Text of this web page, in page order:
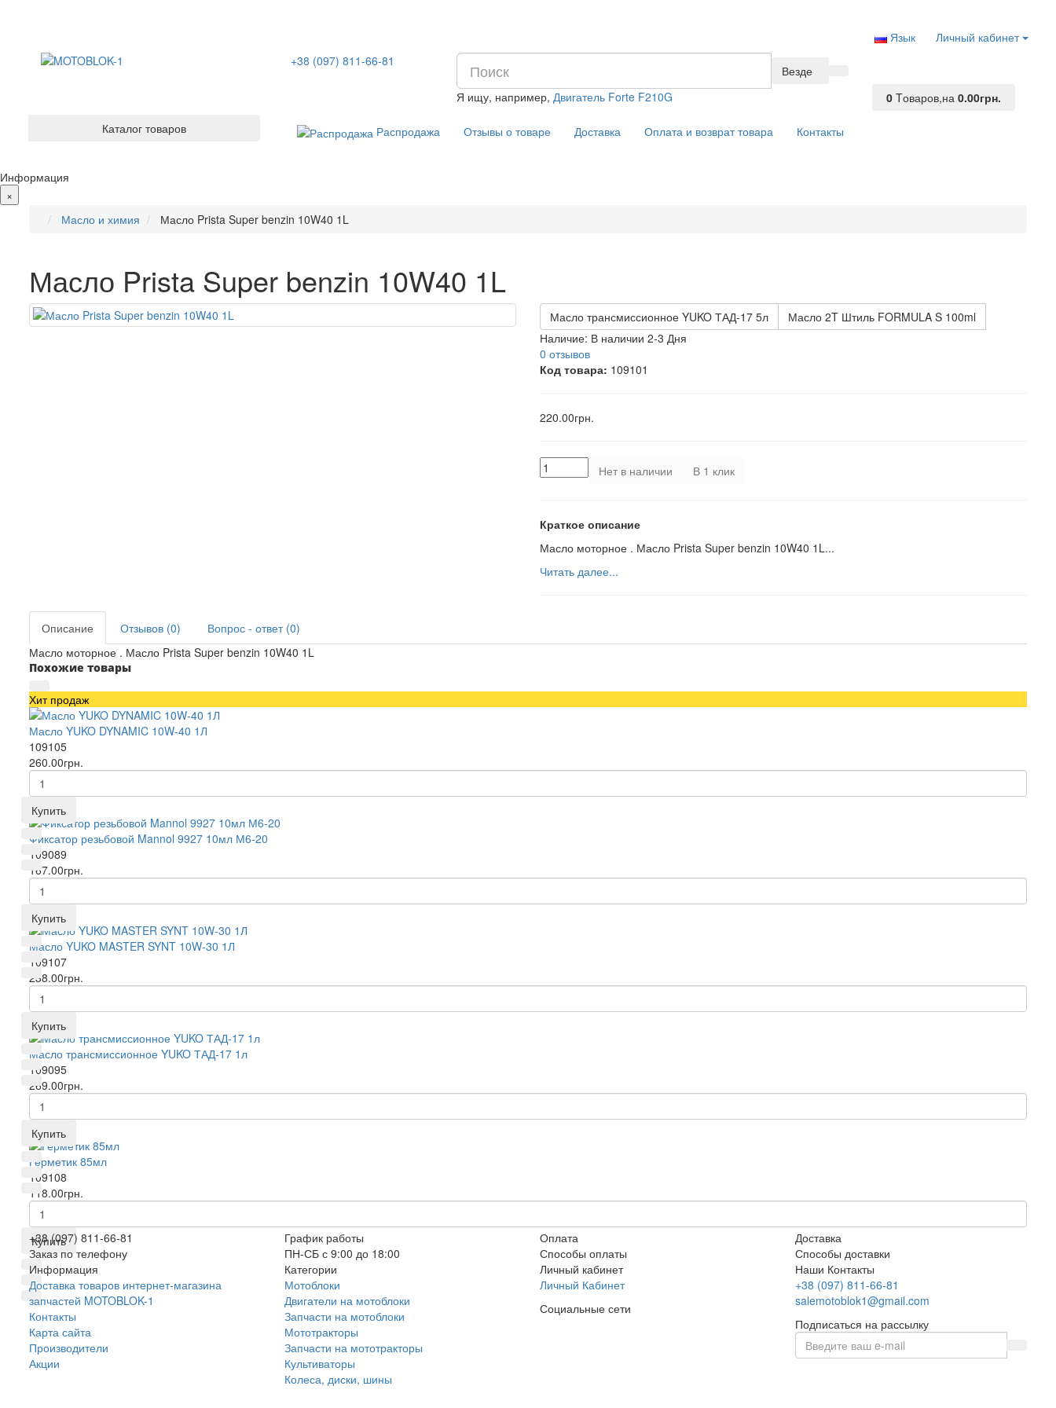
Личный кабинет
Язык
+38 (097) 811-66-81
Везде
Я ищу, например,Двигатель Forte F210G 0 Tоваров,на0.00грн.
Каталог товаров
Распродажа Отзывы о товаре Доставка Оплата и возврат товара Контакты
Информация
×
Масло и химия
Масло Prista Super benzin 10W40 1L
Масло Prista Super benzin 10W40 1L
Масло трансмиссионное YUKO ТАД-17 5л
Масло 2T Штиль FORMULA S 100ml
Наличие: В наличии 2-3 Дня
0 отзывов
Код товара: 109101
220.00грн.
Нет в наличии В 1 клик
Краткое описание
Масло моторное . Масло Prista Super benzin 10W40 1L...
Читать далее...
Описание Отзывов (0)
Вопрос - ответ (0)
Масло моторное . Масло Prista Super benzin 10W40 1L
Похожие товары
Хит продаж
Масло YUKO DYNAMIC 10W-40 1Л
109105
260.00грн.
Купить
Фиксатор резьбовой Mannol 9927 10мл М6-20
109089
167.00грн.
Купить
Масло YUKO MASTER SYNT 10W-30 1Л
109107
238.00грн.
Купить
Масло трансмиссионное YUKO ТАД-17 1л
109095
269.00грн.
Купить
Герметик 85мл
109108
118.00грн.
Купить
+38 (097) 811-66-81
Заказ по телефону
График работы
ПН-СБ с 9:00 до 18:00
Оплата
Способы оплаты
Доставка
Способы доставки
Информация
Доставка товаров интернет-магазина
запчастей MOTOBLOK-1
Контакты
Карта сайта
Производители
Акции
Категории
Мотоблоки
Двигатели на мотоблоки
Запчасти на мотоблоки
Мототракторы
Запчасти на мототракторы
Культиваторы
Колеса, диски, шины
Личный кабинет
Личный Кабинет
Социальные сети
Наши Контакты
+38 (097) 811-66-81
salemotoblok1@gmail.com
Подписаться на рассылку